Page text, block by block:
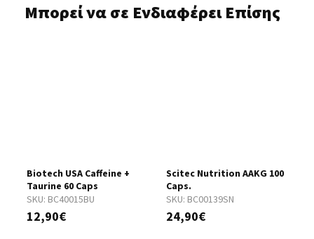
Μπορεί να σε Ενδιαφέρει Επίσης
SKU: BC40015BU
Biotech USA Caffeine +
Taurine 60 Caps
12,90€
SKU: BC00139SN
Scitec Nutrition AAKG 100
Caps.
24,90€